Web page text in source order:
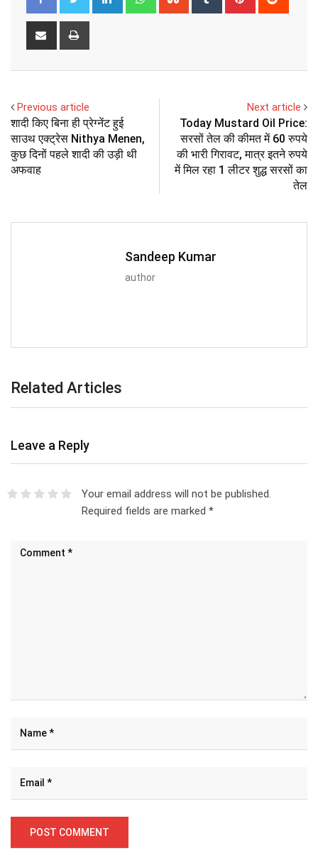
Share
Previous article
शादी किए बिना ही प्रेग्नेंट हुई
साउथ एक्ट्रेस Nithya Menen,
कुछ दिनों पहले शादी की उड़ी थी
अफवाह
Next article
Today Mustard Oil Price:
सरसों तेल की कीमत में 60 रुपये
की भारी गिरावट, मात्र इतने रुपये
में मिल रहा 1 लीटर शुद्ध सरसों का
तेल
Sandeep Kumar
author
Related Articles
Leave a Reply
Your email address will not be published.
Required fields are marked *